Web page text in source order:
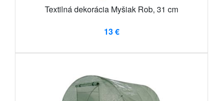
Textilná dekorácia Myšiak Rob, 31 cm
13 €